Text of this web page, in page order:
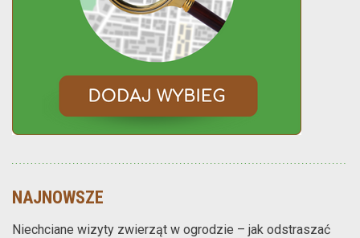
NAJNOWSZE
Niechciane wizyty zwierząt w ogrodzie – jak odstraszać